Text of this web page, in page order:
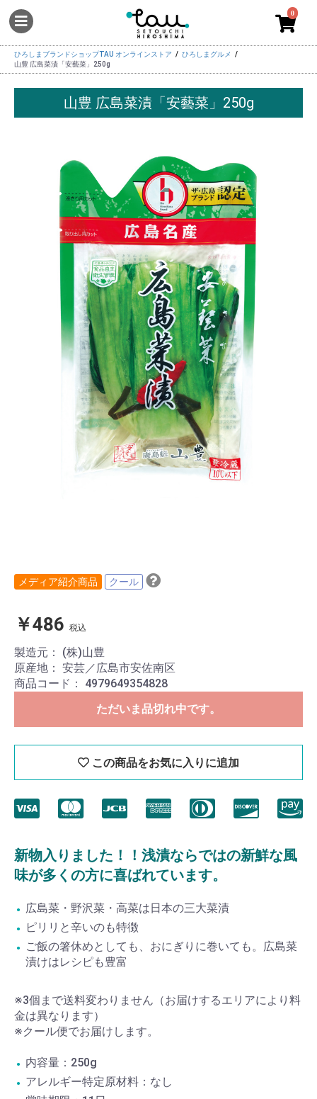
0
ひろしまブランドショップTAU オンラインストア
ひろしまグルメ
山豊 広島菜漬「安藝菜」250g
山豊 広島菜漬「安藝菜」250g
メディア紹介商品 クール
￥486 税込
製造元： (株)山豊
原産地： 安芸／広島市安佐南区
商品コード： 4979649354828
ただいま品切れ中です。
この商品をお気に入りに追加
新物入りました！！浅漬ならではの新鮮な風
味が多くの方に喜ばれています。
広島菜・野沢菜・高菜は日本の三大菜漬
ピリリと辛いのも特徴
ご飯の箸休めとしても、おにぎりに巻いても。広島菜
漬けはレシピも豊富
※3個まで送料変わりません（お届けするエリアにより料
金は異なります）
※クール便でお届けします。
内容量：250g
アレルギー特定原材料：なし